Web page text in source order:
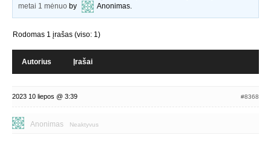
metai 1 mėnuo by Anonimas.
Rodomas 1 įrašas (viso: 1)
Autorius Įrašai
2023 10 liepos @ 3:39 #8368
Anonimas Neaktyvus